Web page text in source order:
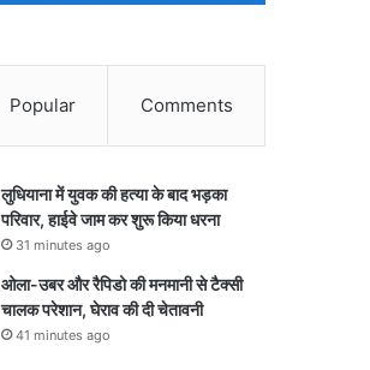
Popular Comments
लुधियाना में युवक की हत्या के बाद भड़का
परिवार, हाईवे जाम कर शुरू किया धरना
31 minutes ago
ओला-उबर और रैपिडो की मनमानी से टैक्सी
चालक परेशान, घेराव की दी चेतावनी
41 minutes ago